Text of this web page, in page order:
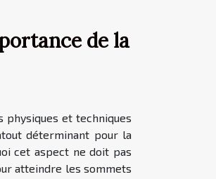
de la
et techniques
déterminant pour la
cet aspect ne doit pas
atteindre les sommets